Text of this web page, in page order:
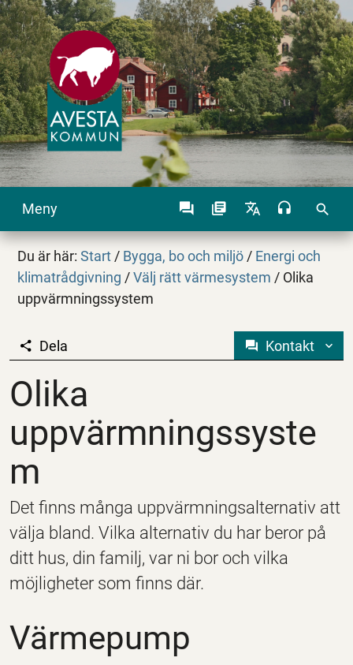
Meny search
Du är här:Start / Bygga, bo och miljö / Energi och
klimatrådgivning / Välj rätt värmesystem / Olika
uppvärmningssystem
Olika
Dela Kontakt
Olika
uppvärmningssyste
m
Det finns många uppvärmningsalternativ att
välja bland. Vilka alternativ du har beror på
ditt hus, din familj, var ni bor och vilka
möjligheter som finns där.
Värmepump